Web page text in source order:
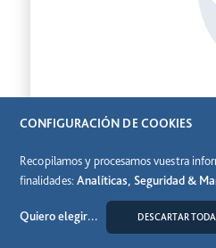
Informe de auditoría y
2025
CONFIGURACIÓN DE COOKIES
Recopilamos y procesamos vuestra
finalidades: Analíticas, Seguridad &
Quiero elegir... DESCARTAR